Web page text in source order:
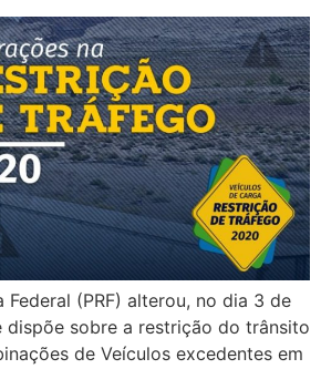
Federal (PRF) alterou, no dia 3 de
dispõe sobre a restrição do trânsito
de Veículos excedentes em